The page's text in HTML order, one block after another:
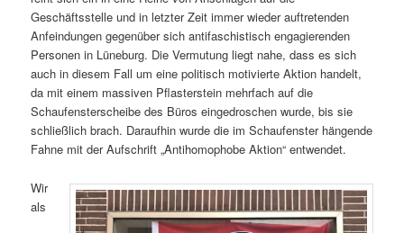
Geschäftsstelle und in letzter Zeit immer wieder auftretenden
Anfeindungen gegenüber sich antifaschistisch engagierenden
Personen in Lüneburg. Die Vermutung liegt nahe, dass es sich
auch in diesem Fall um eine politisch motivierte Aktion handelt,
da mit einem massiven Pflasterstein mehrfach auf die
Schaufensterscheibe des Büros eingedroschen wurde, bis sie
schließlich brach. Daraufhin wurde die im Schaufenster hängende
Fahne mit der Aufschrift „Antihomophobe Aktion“ entwendet.
Wir
als